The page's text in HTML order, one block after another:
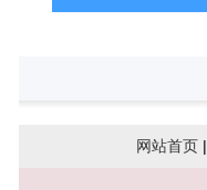
网站首页|